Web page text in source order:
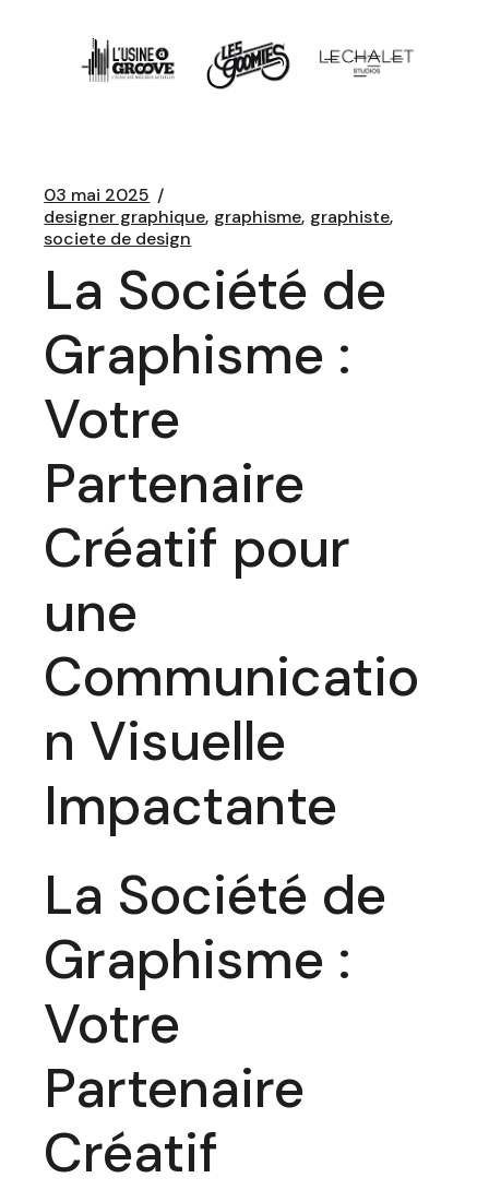
03 mai 2025
designer graphique graphisme graphiste
societe de design
La Société de
Graphisme :
Votre
Partenaire
Créatif pour
une
Communicatio
n Visuelle
Impactante
La Société de
Graphisme :
Votre
Partenaire
Créatif